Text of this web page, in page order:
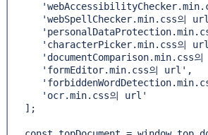
'webSpellChecker.min.css의
'characterPicker.min.css의
'documentComparison.min.css의
      'formEditor.min.css의 url',
      'ocr.min.css의 url'
   ];